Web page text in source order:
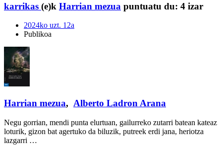
karrikas (e)k Harrian mezua puntuatu du: 4 izar
2024ko uzt. 12a
Publikoa
Harrian mezua, Alberto Ladron Arana
Negu gorrian, mendi punta elurtuan, gailurreko zutarri batean kateaz
loturik, gizon bat agertuko da biluzik, putreek erdi jana, heriotza
lazgarri …